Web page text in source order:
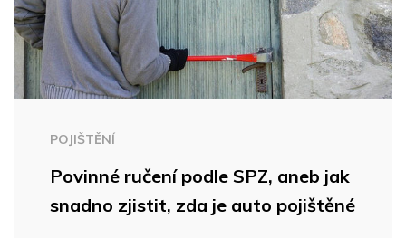
POJIŠTĚNÍ
Povinné ručení podle SPZ, aneb jak
snadno zjistit, zda je auto pojištěné